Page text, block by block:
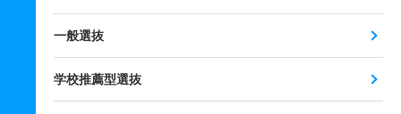
一般選抜
学校推薦型選抜